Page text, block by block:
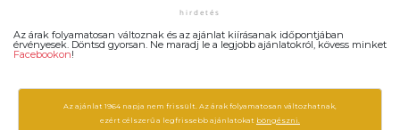
Az árak folyamatosan változnak és az ajánlat kiírásanak időpontjában
érvényesek. Döntsd gyorsan. Ne maradj le a legjobb ajánlatokról, kövess minket
Facebookon!
Az ajánlat 1964 napja nem frissült. Az árak folyamatosan változhatnak,
ezért célszerű a legfrissebb ajánlatokat böngészni.